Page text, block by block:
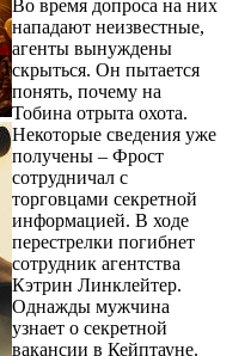
Во время допроса на них
нападают неизвестные,
агенты вынуждены
скрыться. Он пытается
понять, почему на
Тобина отрыта охота.
Некоторые сведения уже
получены – Фрост
сотрудничал с
торговцами секретной
информацией. В ходе
перестрелки погибнет
сотрудник агентства
Кэтрин Линклейтер.
Однажды мужчина
узнает о секретной
вакансии в Кейптауне.